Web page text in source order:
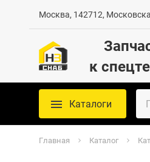
Москва, 142712,
к
Каталоги
Главная Каталог